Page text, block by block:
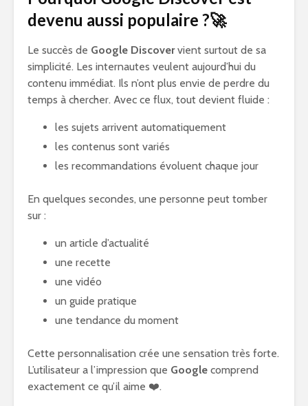
devenu aussi populaire ?🚀
Le succès de Google Discovervient surtout de sa
simplicité. Les internautes veulent aujourd’hui du
contenu immédiat. Ils n’ont plus envie de perdre du
temps à chercher. Avec ce flux, tout devient fluide :
les sujets arrivent automatiquement
les contenus sont variés
les recommandations évoluent chaque jour
En quelques secondes, une personne peut tomber
sur :
un article d’actualité
une recette
une vidéo
un guide pratique
une tendance du moment
Cette personnalisation crée une sensation très forte.
L’utilisateur a l’impression que Google comprend
exactement ce qu’il aime ❤️.